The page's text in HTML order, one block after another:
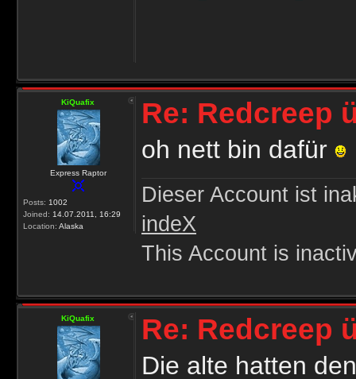
KiQuafix
Express Raptor
Posts: 1002
Joined: 14.07.2011, 16:29
Location: Alaska
Re: Redcreep
oh nett bin dafür
Dieser Account ist
indeX
This Account is
KiQuafix Re: Redcreep
Die alte hatten